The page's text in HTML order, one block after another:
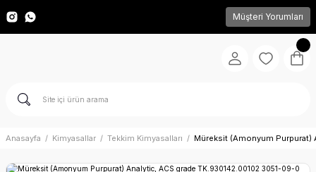
Müşteri Yorumları
Anasayfa Kimyasallar Tekkim Kimyasalları Müreksit (Amonyum Purpurat)